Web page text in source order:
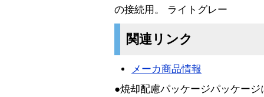
の接続用。 ライトグレー
関連リンク
メーカ商品情報
●焼却配慮パッケージパッケー